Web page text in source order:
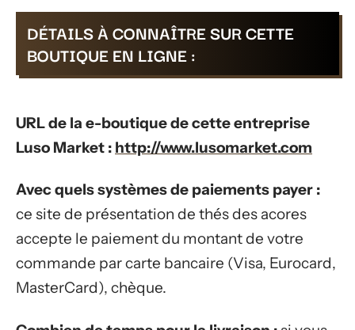
DÉTAILS À CONNAÎTRE SUR CETTE
BOUTIQUE EN LIGNE :
URL de la e-boutique de cette entreprise
Luso Market : http://www.lusomarket.com
Avec quels systèmes de paiements payer :
ce site de présentation de thés des acores
accepte le paiement du montant de votre
commande par carte bancaire (Visa, Eurocard,
MasterCard), chèque.